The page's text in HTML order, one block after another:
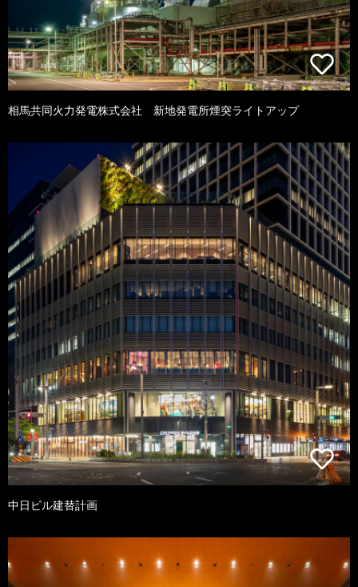
相馬共同火力発電株式会社 新地発電所煙突ライトアップ
中日ビル建替計画